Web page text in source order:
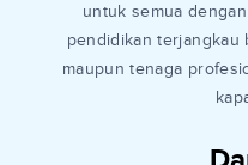
untuk semua
pendidikan terjangkau
maupun tenaga